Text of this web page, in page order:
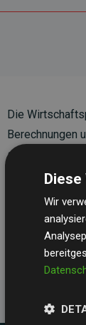
Die
Berechnungen
sicherzustellen.
Ihre
Durchschnitt
Websites
unseres
Wir